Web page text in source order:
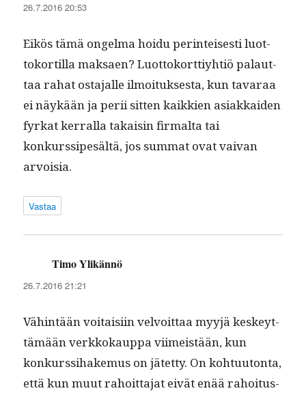
26.7.2016 20:53
Eikös tämä ongel­ma hoidu per­in­teis­es­ti luot­
toko­r­tilla mak­saen? Luot­toko­rt­tiy­htiö palaut­
taa rahat osta­jalle ilmoituk­ses­ta, kun tavaraa
ei näykään ja perii sit­ten kaikkien asi­akkaiden
fyrkat ker­ral­la takaisin fir­mal­ta tai
konkurssipesältä, jos sum­mat ovat vaivan
arvoisia.
Vastaa
Timo Ylikännö
26.7.2016 21:21
Vähin­tään voitaisi­in velvoit­taa myyjä keskeyt­
tämään verkkokaup­pa viimeistään, kun
konkurssi­hake­mus on jätet­ty. On kohtu­u­ton­ta,
että kun muut rahoit­ta­jat eivät enää rahoi­tus­